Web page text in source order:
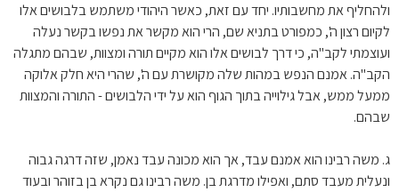
ולהחליף את מחשבותיו. יחד עם זאת, כאשר היהודי משתמש בלבושים אלו
לקיום רצון ה', כמפורט בתניא שם, הרי הוא מקשר את נפשו בקשר נעלה
ועוצמתי לקב"ה, כי דרך לבושים אלו הוא מקיים תורה ומצוות, שבהם מתגלה
הקב"ה. אמנם הנפש במהות שלה מקושרת עם ה', שהרי היא חלק אלוקה
ממעל ממש, אבל גילוייה בתוך הגוף הוא על ידי הלבושים - התורה והמצוות
שבהם.
ג. משה רבינו הוא אמנם עבד, אך הוא מכונה עבד נאמן, שזה דרגה גבוה
ונעלית מעבד סתם, ואפילו מדרגת בן. משה רבינו גם נקרא בן בזוהר ובעוד